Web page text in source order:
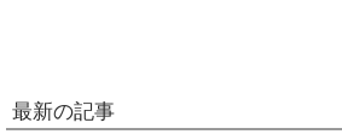
最新の記事